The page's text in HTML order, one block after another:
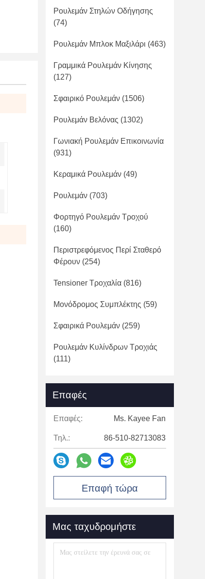
Ρουλεμάν Στηλών Οδήγησης
(74)
Ρουλεμάν Μπλοκ Μαξιλάρι (463)
Γραμμικά Ρουλεμάν Κίνησης
(127)
Σφαιρικό Ρουλεμάν (1506)
Ρουλεμάν Βελόνας (1302)
Γωνιακή Ρουλεμάν Επικοινωνία
(931)
Κεραμικά Ρουλεμάν (49)
Ρουλεμάν (703)
Φορτηγό Ρουλεμάν Τροχού
(160)
Περιστρεφόμενος Περί Σταθερό
Φέρουν (254)
Tensioner Τροχαλία (816)
Μονόδρομος Συμπλέκτης (59)
Σφαιρικά Ρουλεμάν (259)
Ρουλεμάν Κυλίνδρων Τροχιάς
(111)
Επαφές
Επαφές: Ms. Kayee Fan
Τηλ.: 86-510-82713083
Επαφή τώρα
Μας ταχυδρομήστε